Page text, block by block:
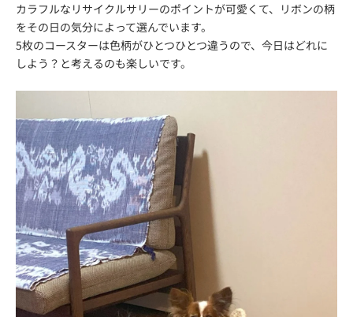
カラフルなリサイクルサリーのポイントが可愛くて、リボンの柄
をその日の気分によって選んでいます。
5枚のコースターは色柄がひとつひとつ違うので、今日はどれに
しよう？と考えるのも楽しいです。